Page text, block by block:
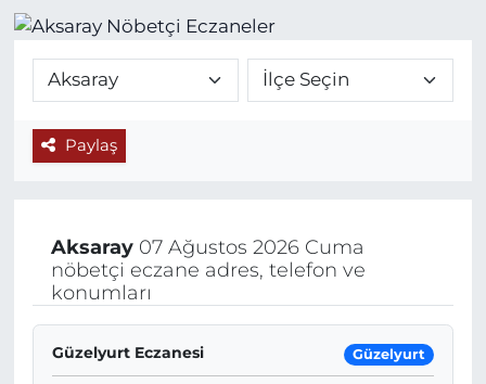
Paylaş
Aksaray07 Ağustos 2026 Cuma
nöbetçi eczane adres, telefon ve
konumları
Güzelyurt Eczanesi Güzelyurt